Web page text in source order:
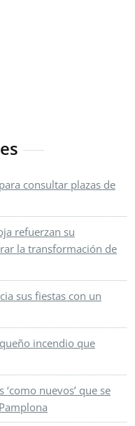
consultar plazas de
refuerzan su
la transformación de
sus fiestas con un
incendio que
‘como nuevos’ que se